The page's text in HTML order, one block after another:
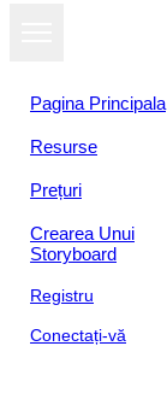
Pagina Principala
Resurse
Prețuri
Crearea Unui
Storyboard
Registru
Conectați-vă